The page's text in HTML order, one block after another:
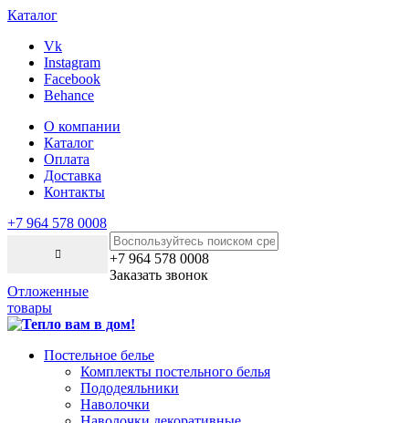
Каталог
Vk
Instagram
Facebook
Behance
О компании
Каталог
Оплата
Доставка
Контакты
+7 964 578 0008
+7 964 578 0008
Заказать звонок
Отложенные
товары
Постельное белье
Комплекты постельного белья
Пододеяльники
Наволочки